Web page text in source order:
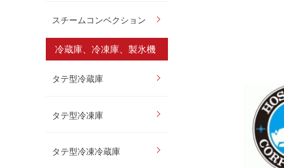
スチームコンベクション
冷蔵庫、冷凍庫、製氷機
タテ型冷蔵庫
タテ型冷凍庫
タテ型冷凍冷蔵庫